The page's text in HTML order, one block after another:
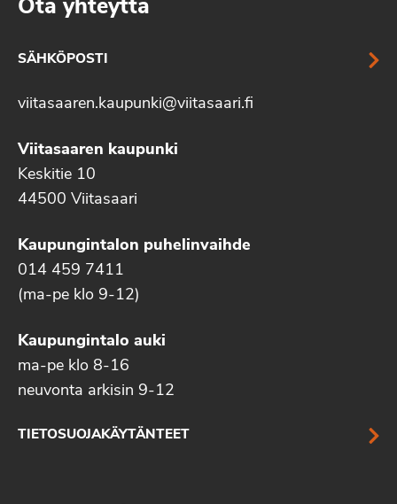
Ota yhteyttä
SÄHKÖPOSTI
viitasaaren.kaupunki@viitasaari.fi
Viitasaaren kaupunki
Keskitie 10
44500 Viitasaari
Kaupungintalon puhelinvaihde
014 459 7411
(ma-pe klo 9-12)
Kaupungintalo auki
ma-pe klo 8-16
neuvonta arkisin 9-12
TIETOSUOJAKÄYTÄNTEET